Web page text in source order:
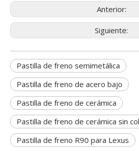
Anterior:
Siguiente:
Pastilla de freno semimetálica
Pastilla de freno de acero bajo
Pastilla de freno de cerámica
Pastilla de freno de cerámica sin
Pastilla de freno R90 para Lexus